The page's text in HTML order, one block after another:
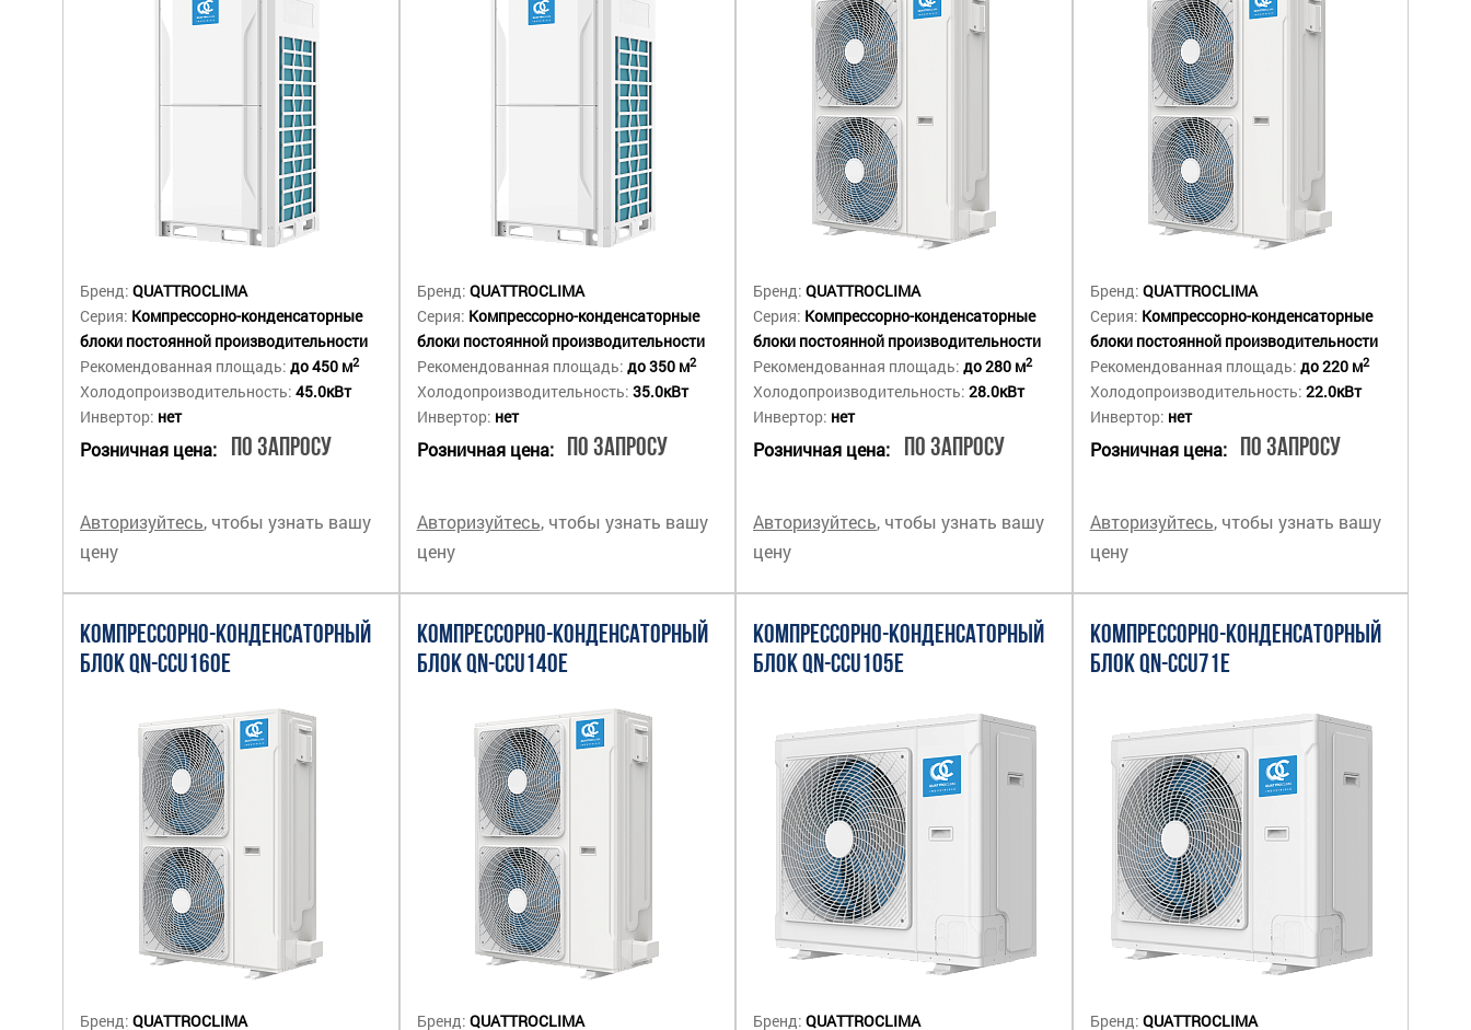
Бренд: QUATTROCLIMA
Серия: Компрессорно-конденсаторные
блоки постоянной производительности
Рекомендованная площадь: до 450 м2
Холодопроизводительность: 45.0кВт
Инвертор: нет
Розничная цена: По запросу
Авторизуйтесь, чтобы узнать вашу
цену
Бренд: QUATTROCLIMA
Серия: Компрессорно-конденсаторные
блоки постоянной производительности
Рекомендованная площадь: до 350 м2
Холодопроизводительность: 35.0кВт
Инвертор: нет
Розничная цена: По запросу
Авторизуйтесь, чтобы узнать вашу
цену
Бренд: QUATTROCLIMA
Серия: Компрессорно-конденсаторные
блоки постоянной производительности
Рекомендованная площадь: до 280 м2
Холодопроизводительность: 28.0кВт
Инвертор: нет
Розничная цена: По запросу
Авторизуйтесь, чтобы узнать вашу
цену
Бренд: QUATTROCLIMA
Серия: Компрессорно-конденсаторные
блоки постоянной производительности
Рекомендованная площадь: до 220 м2
Холодопроизводительность: 22.0кВт
Инвертор: нет
Розничная цена: По запросу
Авторизуйтесь, чтобы узнать вашу
цену
КОМПРЕССОРНО-КОНДЕНСАТОРНЫЙ
БЛОК QN-CCU160E
Бренд: QUATTROCLIMA
КОМПРЕССОРНО-КОНДЕНСАТОРНЫЙ
БЛОК QN-CCU140E
Бренд: QUATTROCLIMA
КОМПРЕССОРНО-КОНДЕНСАТОРНЫЙ
БЛОК QN-CCU105E
Бренд: QUATTROCLIMA
КОМПРЕССОРНО-КОНДЕНСАТОРНЫЙ
БЛОК QN-CCU71E
Бренд: QUATTROCLIMA